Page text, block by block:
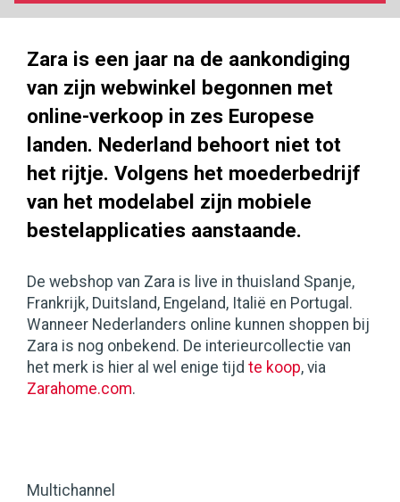
Zara is een jaar na de aankondiging
van zijn webwinkel begonnen met
online-verkoop in zes Europese
landen. Nederland behoort niet tot
het rijtje. Volgens het moederbedrijf
van het modelabel zijn mobiele
bestelapplicaties aanstaande.
De webshop van Zara is live in thuisland Spanje,
Frankrijk, Duitsland, Engeland, Italië en Portugal.
Wanneer Nederlanders online kunnen shoppen bij
Zara is nog onbekend. De interieurcollectie van
het merk is hier al wel enige tijd te koop, via
Zarahome.com.
Multichannel